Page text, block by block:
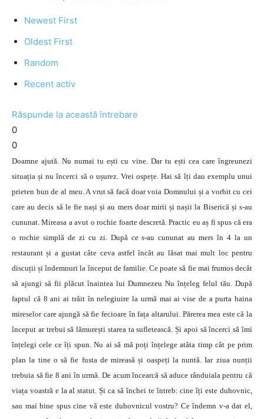
Newest First
Oldest First
Random
Recent activ
Răspunde la această întrebare
0
0
Doamne ajută. Nu numai tu ești cu vine. Dar tu ești cea care îngreunezi
situația și nu încerci să o ușurez. Vrei ospețe. Hai să îți dau exemplu unui
prieten bun de al meu. A vrut să facă doar voia Domnului și a vorbit cu cei
care au decis să le fie nași și au mers doar mirii și nașii la Biserică și s-au
cununat. Mireasa a avut o rochie foarte descretă. Practic eu aș fi spus că era
o rochie simplă de zi cu zi. După ce s-au cununat au mers în 4 la un
restaurant și a gustat câte ceva astfel încât au lăsat mai mult loc pentru
discuții și îndemnuri la început de familie. Ce poate să fie mai frumos decât
să ajungi să fii plăcut înaintea lui Dumnezeu Nu înțeleg felul tău. După
faptul că 8 ani ai trăit în nelegiuire la urmă mai ai vise de a purta haina
mireselor care ajungă să fie fecioare în fața altarului. Părerea mea este că la
început ar trebui să lămurești starea ta sufletească. Și apoi să încerci să îmi
înțelegi cele ce îți spun. Nu ai să mă poți înțelege atâta timp cât pe prim
plan la tine o să fie fusta de mireasă și oaspeți la nuntă. Iar ziua nunții
trebuia să fie 8 ani în urmă. De acum încearcă să aduce rânduiala pentru că
viața voastră e la al statut. Și ca să închei te întreb: cine îți este duhovnic,
sau mai bine spus cine vă este duhovnicul vostru? Ce îndemn v-a dat el,